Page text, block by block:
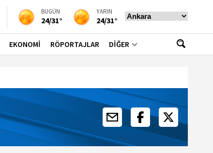
BUGÜN
24/31°
YARIN
24/31°
EKONOMİ RÖPORTAJLAR DİĞER